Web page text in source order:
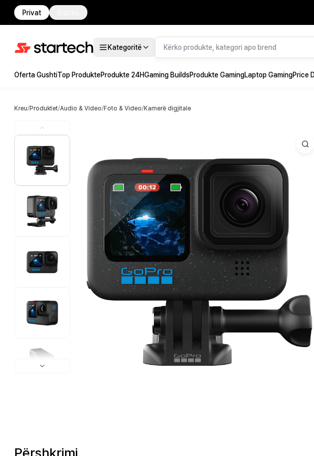
Privat
Kategoritë
Oferta GushtiTop ProdukteProdukte 24HGaming BuildsProdukte GamingLaptop GamingPrice
Kreu/Produktet/Audio & Video/Foto & Video/Kamerë digjitale
Përshkrimi